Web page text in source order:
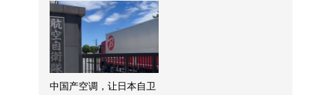
中国产空调，让日本自卫